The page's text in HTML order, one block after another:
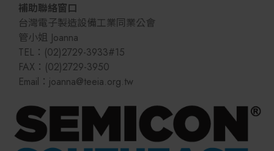
補助聯絡窗口
台灣電子製造設備工業同業公會
管小姐 Joanna
TEL：(02)2729-3933#15
FAX：(02)2729-3950
Email：joanna@teeia.org.tw
其他